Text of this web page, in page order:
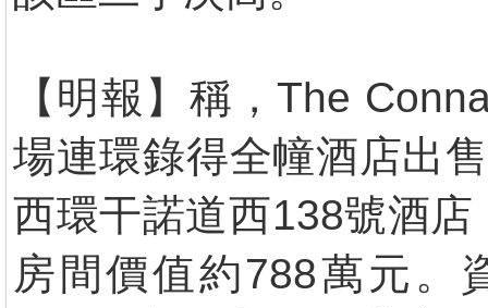
【明報】稱，The
場連環錄得全幢酒店出
西環干諾道西138號酒
房間價值約788萬元。